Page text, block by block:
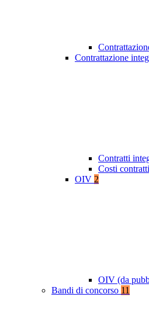
Contrattazione
Contratti
Costi
OIV 2
OIV (da
Bandi di concorso 11